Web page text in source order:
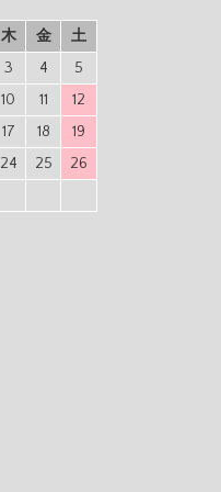
木 金
土
3 4
5
10 11
12
17 18
19
24 25
26